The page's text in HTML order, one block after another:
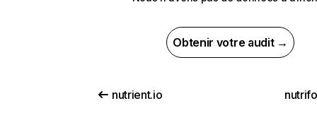
Obtenir votre audit →
nutrient.io